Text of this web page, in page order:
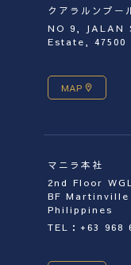
クアラルンプー
NO 9, JALAN
Estate,
MAP
マニラ本社
2nd Floor
BF
Philippines
TEL：+63 968